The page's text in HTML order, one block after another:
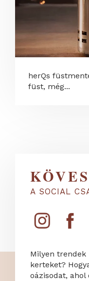
herQs
füst, még...
A SOCIAL
Milyen
kerteket?
oázisodat,